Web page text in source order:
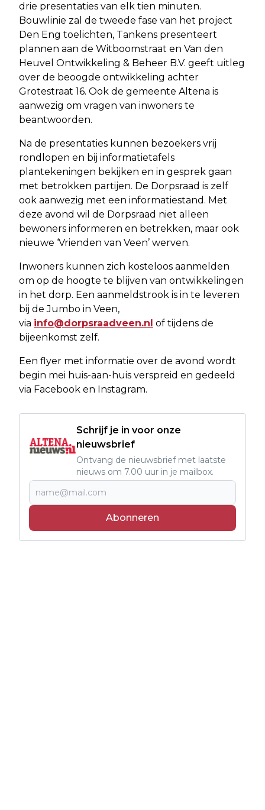
drie presentaties van elk tien minuten.
Bouwlinie zal de tweede fase van het project
Den Eng toelichten, Tankens presenteert
plannen aan de Witboomstraat en Van den
Heuvel Ontwikkeling & Beheer B.V. geeft uitleg
over de beoogde ontwikkeling achter
Grotestraat 16. Ook de gemeente Altena is
aanwezig om vragen van inwoners te
beantwoorden.
Na de presentaties kunnen bezoekers vrij
rondlopen en bij informatietafels
plantekeningen bekijken en in gesprek gaan
met betrokken partijen. De Dorpsraad is zelf
ook aanwezig met een informatiestand. Met
deze avond wil de Dorpsraad niet alleen
bewoners informeren en betrekken, maar ook
nieuwe ‘Vrienden van Veen’ werven.
Inwoners kunnen zich kosteloos aanmelden
om op de hoogte te blijven van ontwikkelingen
in het dorp. Een aanmeldstrook is in te leveren
bij de Jumbo in Veen,
via info@dorpsraadveen.nl of tijdens de
bijeenkomst zelf.
Een flyer met informatie over de avond wordt
begin mei huis-aan-huis verspreid en gedeeld
via Facebook en Instagram.
Schrijf je in voor onze
nieuwsbrief
Ontvang de nieuwsbrief met laatste
nieuws om 7.00 uur in je mailbox.
Abonneren